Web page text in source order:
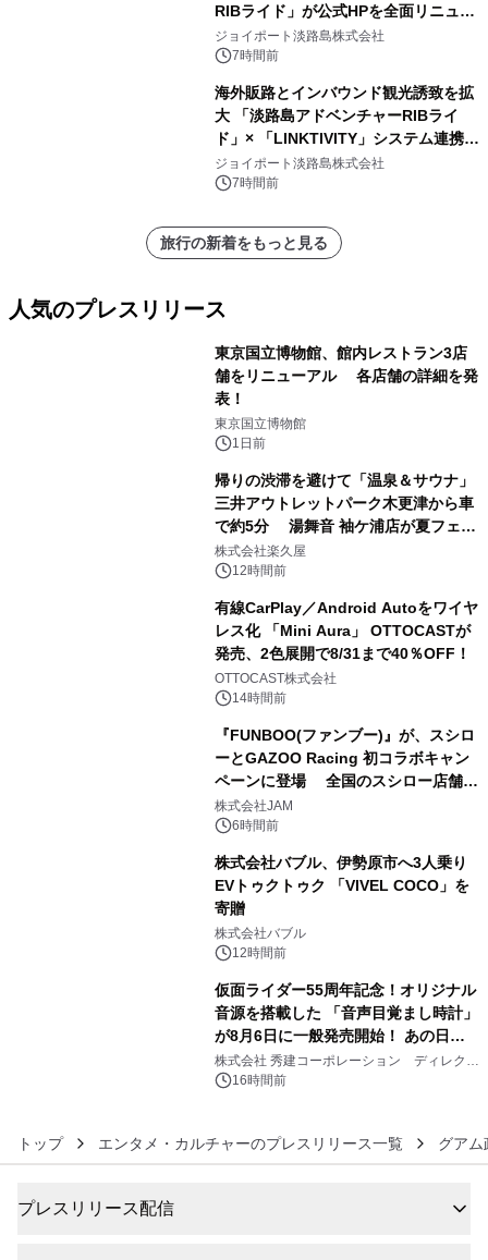
RIBライド」が公式HPを全面リニュー
アル！ ～スマホで即予約完了の「スマ
ート設計」へ刷新～
ジョイポート淡路島株式会社
7時間前
海外販路とインバウンド観光誘致を拡
大 「淡路島アドベンチャーRIBライ
ド」× 「LINKTIVITY」システム連携を
開始！
ジョイポート淡路島株式会社
7時間前
旅行の新着をもっと見る
人気のプレスリリース
東京国立博物館、館内レストラン3店
舗をリニューアル 各店舗の詳細を発
表！
東京国立博物館
1日前
帰りの渋滞を避けて「温泉＆サウナ」
三井アウトレットパーク木更津から車
で約5分 湯舞音 袖ケ浦店が夏フェア
メニューを提供
株式会社楽久屋
12時間前
有線CarPlay／Android Autoをワイヤ
レス化 「Mini Aura」 OTTOCASTが
発売、2色展開で8/31まで40％OFF！
OTTOCAST株式会社
14時間前
『FUNBOO(ファンブー)』が、スシロ
ーとGAZOO Racing 初コラボキャン
ペーンに登場 全国のスシロー店舗で
GR 4車種の FUNBOO(ミニカー)付き
メニューが展開されます
株式会社JAM
6時間前
株式会社バブル、伊勢原市へ3人乗り
EVトゥクトゥク 「VIVEL COCO」を
寄贈
株式会社バブル
12時間前
仮面ライダー55周年記念！オリジナル
音源を搭載した 「音声目覚まし時計」
が8月6日に一般発売開始！ あの日の
大興奮が今甦る
株式会社 秀建コーポレーション ディレクト
アートギャラリー
16時間前
トップ エンタメ・カルチャーのプレスリリース一覧 グアム
プレスリリース配信